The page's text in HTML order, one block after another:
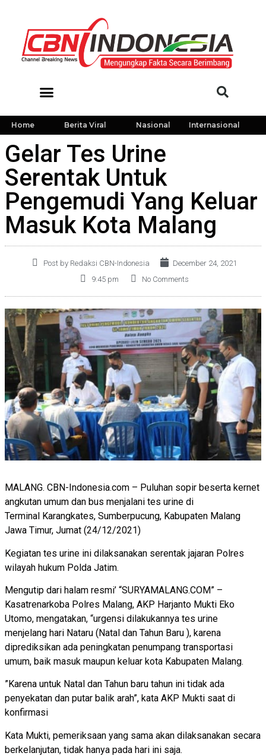
Home Berita Viral Nasional Internasional
Gelar Tes Urine
Serentak Untuk
Pengemudi Yang Keluar
Masuk Kota Malang
Post by Redaksi CBN-Indonesia
December 24, 2021
9:45 pm
No Comments
MALANG. CBN-Indonesia.com – Puluhan sopir beserta kernet
angkutan umum dan bus menjalani tes urine di
Terminal Karangkates, Sumberpucung, Kabupaten Malang
Jawa Timur, Jumat (24/12/2021)
Kegiatan tes urine ini dilaksanakan serentak jajaran Polres
wilayah hukum Polda Jatim.
Mengutip dari halam resmi’ “SURYAMALANG.COM” –
Kasatrenarkoba Polres Malang, AKP Harjanto Mukti Eko
Utomo, mengatakan, “urgensi dilakukannya tes urine
menjelang hari Nataru (Natal dan Tahun Baru ), karena
diprediksikan ada peningkatan penumpang transportasi
umum, baik masuk maupun keluar kota Kabupaten Malang.
”Karena untuk Natal dan Tahun baru tahun ini tidak ada
penyekatan dan putar balik arah”, kata AKP Mukti saat di
konfirmasi
Kata Mukti, pemeriksaan yang sama akan dilaksanakan secara
berkelanjutan, tidak hanya pada hari ini saja.